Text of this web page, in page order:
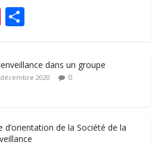
Pi
nt
e g dans un groupe
2020 0
d’orientation de la Société de la